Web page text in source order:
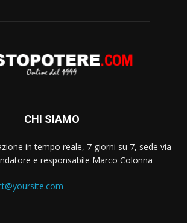
CHI SIAMO
in tempo reale, 7 giorni su 7, sede via
e responsabile Marco Colonna